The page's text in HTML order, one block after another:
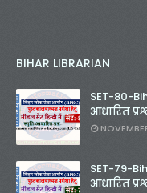
BIHAR LIBRARIAN
SET-80-
आधारित
SET-79-
आधारित